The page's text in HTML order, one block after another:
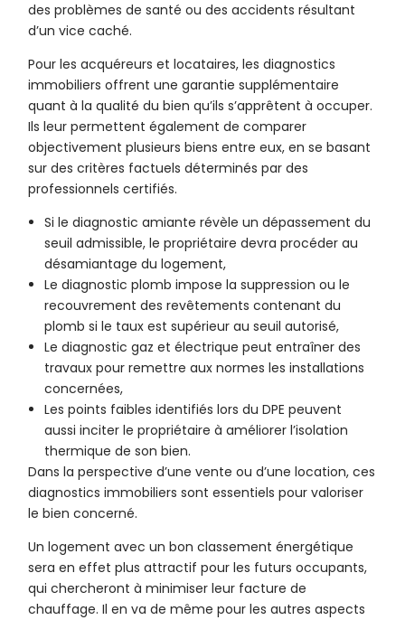
des problèmes de santé ou des accidents résultant
d’un vice caché.
Pour les acquéreurs et locataires, les diagnostics
immobiliers offrent une garantie supplémentaire
quant à la qualité du bien qu’ils s’apprêtent à occuper.
Ils leur permettent également de comparer
objectivement plusieurs biens entre eux, en se basant
sur des critères factuels déterminés par des
professionnels certifiés.
Si le diagnostic amiante révèle un dépassement du
seuil admissible, le propriétaire devra procéder au
désamiantage du logement,
Le diagnostic plomb impose la suppression ou le
recouvrement des revêtements contenant du
plomb si le taux est supérieur au seuil autorisé,
Le diagnostic gaz et électrique peut entraîner des
travaux pour remettre aux normes les installations
concernées,
Les points faibles identifiés lors du DPE peuvent
aussi inciter le propriétaire à améliorer l’isolation
thermique de son bien.
Dans la perspective d’une vente ou d’une location, ces
diagnostics immobiliers sont essentiels pour valoriser
le bien concerné.
Un logement avec un bon classement énergétique
sera en effet plus attractif pour les futurs occupants,
qui chercheront à minimiser leur facture de
chauffage. Il en va de même pour les autres aspects